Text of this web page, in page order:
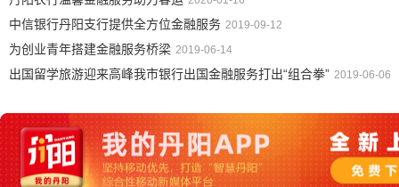
中信银行丹阳支行提供全方位金融服务 2019-09-12
为创业青年搭建金融服务桥梁 2019-06-14
出国留学旅游迎来高峰我市银行出国金融服务打出“组合拳” 2019-06-06